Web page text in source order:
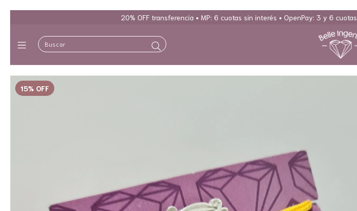
20% OFF transferencia • MP: 6 cuotas sin interés • OpenPay: 3 y 6 cuotas sin interés (Acepta Amex)
15% OFF